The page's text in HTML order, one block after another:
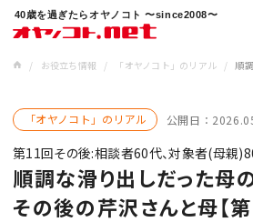
40歳を過ぎたらオヤノコト 〜since2008〜
/
お役立ち情報 / 「オヤノコト」のリアル /
「オヤノコト」のリアル 公開日：
第11回その後:相談者60代、対象者(母親
順調な滑り出しだった母
その後の芹沢さんと母【第